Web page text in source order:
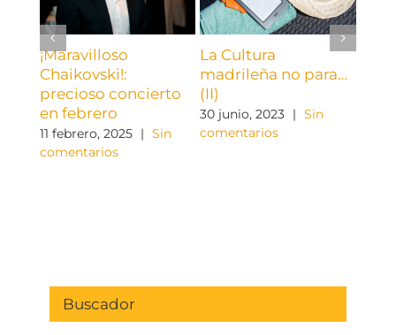
¡Maravilloso
Chaikovski!:
precioso concierto
en febrero
11 febrero, 2025 | Sin
comentarios
La Cultura
madrileña no para…
(II)
30 junio, 2023 | Sin
comentarios
Buscador